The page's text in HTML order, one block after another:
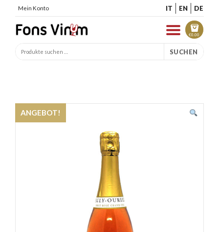
Mein Konto IT EN DE
€0.00
SUCHEN
ANGEBOT!